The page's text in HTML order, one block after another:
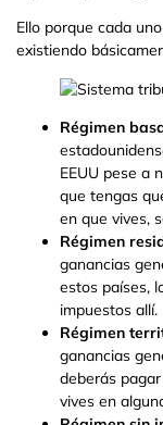
Ello porque cada
existiendo
Régimen
EEUU pese a
que tengas
en que vives,
Régimen
ganancias
estos países,
impuestos allí.
Régimen
ganancias
deberás
vives en